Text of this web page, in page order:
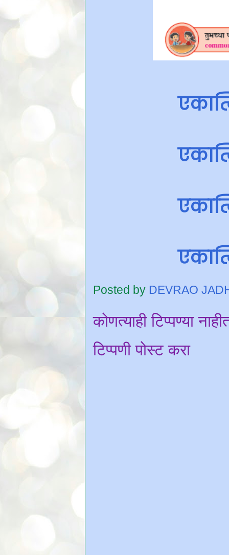
Posted by DEVRAO
कोणत्याही टिप्पण्‍या
टिप्पणी पोस्ट करा